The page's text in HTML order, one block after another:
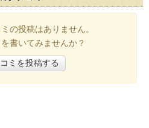
の投稿はありません。
書いてみませんか？
ミを投稿する